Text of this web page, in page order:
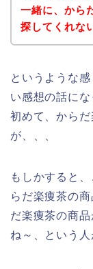
一緒に、から
探してくれな
というような
い感想の話に
初めて、から
が、、、
もしかすると
らだ楽痩茶の
だ楽痩茶の商
ね～、という人